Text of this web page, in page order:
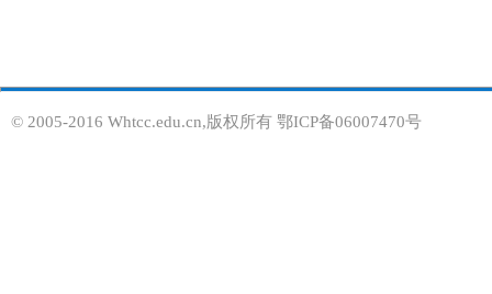
© 2005-2016 Whtcc.edu.cn,版权所有 鄂ICP备06007470号